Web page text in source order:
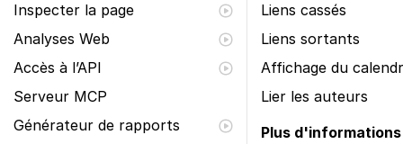
Inspecter la page
Analyses Web
Accès à l’API
Serveur MCP
Générateur de rapports
Liens cassés
Liens sortants
Affichage du
Lier les auteurs
Plus